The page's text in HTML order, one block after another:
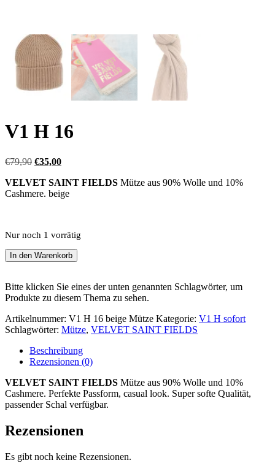
V1 H 16
€79,90 Ursprünglicher
war:
€79,90
€35,00Aktueller
ist:
€35,00.
VELVET SAINT FIELDS Mütze aus 90% Wolle und 10%
Cashmere. beige
Nur noch 1 vorrätig
V1
H
Menge
In den Warenkorb
Bitte klicken Sie eines der unten genannten Schlagwörter, um
Produkte zu diesem Thema zu sehen.
Artikelnummer: V1 H 16 beige Mütze Kategorie: V1 H sofort
Schlagwörter: Mütze, VELVET SAINT FIELDS
Beschreibung
Rezensionen (0)
VELVET SAINT FIELDS Mütze aus 90% Wolle und 10%
Cashmere. Perfekte Passform, casual look. Super softe Qualität,
passender Schal verfügbar.
Rezensionen
Es gibt noch keine Rezensionen.